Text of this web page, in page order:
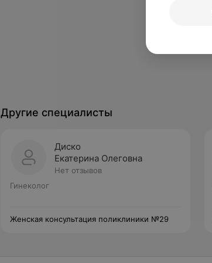
Другие специалисты
Диско
Екатерина Олеговна
Нет отзывов
Гинеколог
Женская консультация поликлиники №29